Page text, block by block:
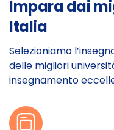
Impara dai
Italia
Selezioniamo
delle migliori
insegnamento